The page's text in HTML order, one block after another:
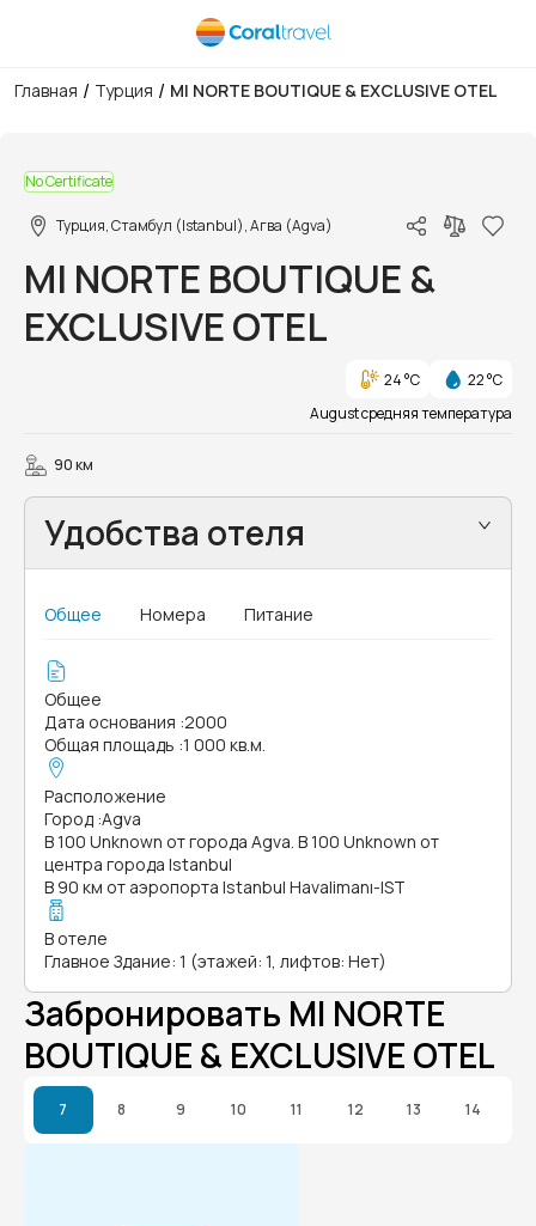
Главная / Турция / MI NORTE BOUTIQUE & EXCLUSIVE OTEL
No Certificate
Турция, Стамбул (Istanbul), Агва (Agva)
MI NORTE BOUTIQUE &
EXCLUSIVE OTEL
24 °C
22 °C
August средняя температура
90 км
Удобства отеля
Общее Номера Питание
Общее
Дата основания :2000
Общая площадь :1 000 кв.м.
Расположение
Город :Agva
В 100 Unknown от города Agva. В 100 Unknown от
центра города Istanbul
В 90 км от аэропорта Istanbul Havalimanı-IST
В отеле
Главное Здание: 1 (этажей: 1, лифтов: Нет)
Забронировать MI NORTE
BOUTIQUE & EXCLUSIVE OTEL
7 8 9 10 11 12 13 14